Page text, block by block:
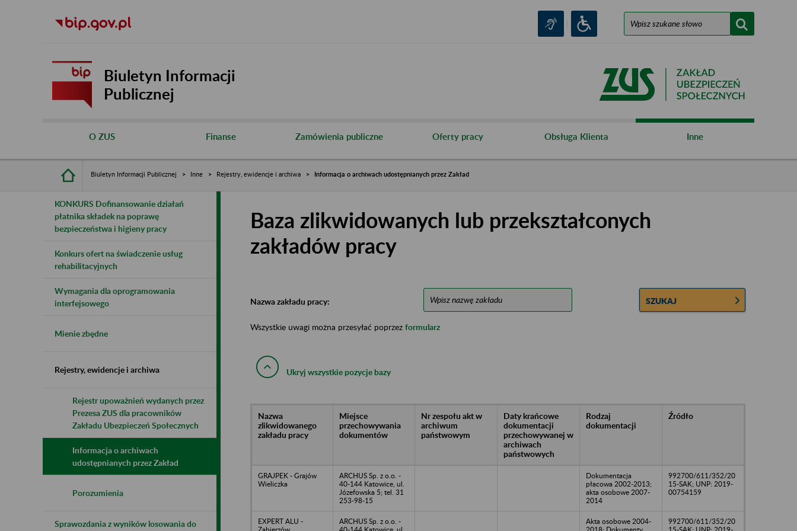
Biuletyn Informacji
Publicznej
O ZUS Finanse Zamówienia publiczne Oferty pracy Obsługa Klienta Inne
Biuletyn Informacji Publicznej Inne Rejestry, ewidencje i archiwa Informacja o archiwach udostępnianych przez Zakład
KONKURS Dofinansowanie działań
płatnika składek na poprawę
bezpieczeństwa i higieny pracy
Konkurs ofert na świadczenie usług
rehabilitacyjnych
Wymagania dla oprogramowania
interfejsowego
Mienie zbędne
Rejestry, ewidencje i archiwa
Rejestr upoważnień wydanych przez
Prezesa ZUS dla pracowników
Zakładu Ubezpieczeń Społecznych
Informacja o archiwach
udostępnianych przez Zakład
Porozumienia
Sprawozdania z wyników losowania do
Baza zlikwidowanych lub przekształconych
zakładów pracy
Nazwa zakładu pracy: SZUKAJ
Wszystkie uwagi można przesyłać poprzez formularz
Ukryj wszystkie pozycje bazy
Nazwa
zlikwidowanego
zakładu pracy
Miejsce
przechowywania
dokumentów
Nr zespołu akt w
archiwum
państwowym
Daty krańcowe
dokumentacji
przechowywanej w
archiwach
państwowych
Rodzaj
dokumentacji
Źródło
GRAJPEK - Grajów
Wieliczka
ARCHUS Sp. z o.o. -
40-144 Katowice, ul.
Józefowska 5; tel. 31
253-98-15
Dokumentacja
płacowa 2002-2013;
akta osobowe 2007-
2014
992700/611/352/20
15-SAK; UNP: 2019-
00754159
EXPERT ALU -
ARCHUS Sp. z o.o. -
Akta osobowe 2004-
992700/611/352/20